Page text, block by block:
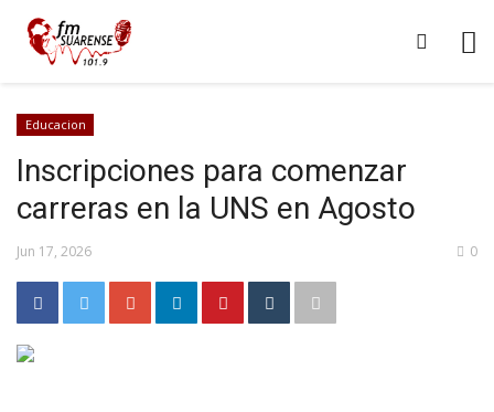
Educacion
Inscripciones para comenzar
carreras en la UNS en Agosto
Jun 17, 2026 0